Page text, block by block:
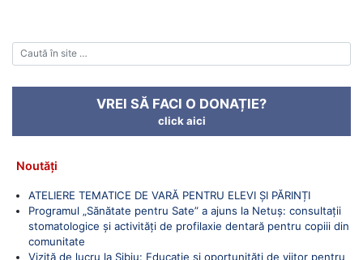
VREI SĂ FACI O DONAȚIE?
click aici
Noutăți
ATELIERE TEMATICE DE VARĂ PENTRU ELEVI ȘI PĂRINȚI
Programul „Sănătate pentru Sate” a ajuns la Netuș: consultații
stomatologice și activități de profilaxie dentară pentru copiii din
comunitate
Vizită de lucru la Sibiu: Educație și oportunități de viitor pentru